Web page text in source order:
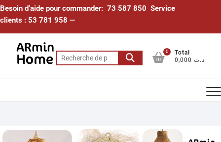
Skip
to
Besoin d’aide pour commander: 73 587 850 Service
clients : 53 781 958 —
Recherche
pour :
0
Total
0,000 د.ت